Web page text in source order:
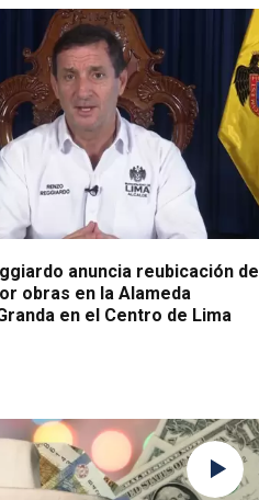
oficial
anuncia reubicación de
obras en la Alameda
en el Centro de Lima
segunda vuelta